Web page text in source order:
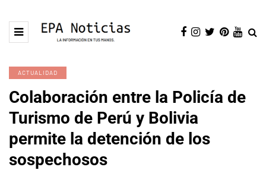
ACTUALIDAD
Colaboración entre la Policía de
Turismo de Perú y Bolivia
permite la detención de los
sospechosos